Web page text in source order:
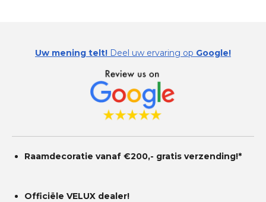
Uw mening telt! Deel uw ervaring op Google!
Raamdecoratie vanaf €200,- gratis verzending!*
Officiële VELUX dealer!